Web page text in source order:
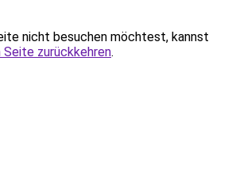
nicht besuchen möchtest, kannst
Seite zurückkehren.